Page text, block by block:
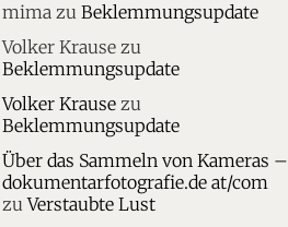
mimazu Beklemmungsupdate
Volker Krausezu
Beklemmungsupdate
Volker Krausezu
Beklemmungsupdate
Über das Sammeln von Kameras –
dokumentarfotografie.de at/com
zuVerstaubte Lust